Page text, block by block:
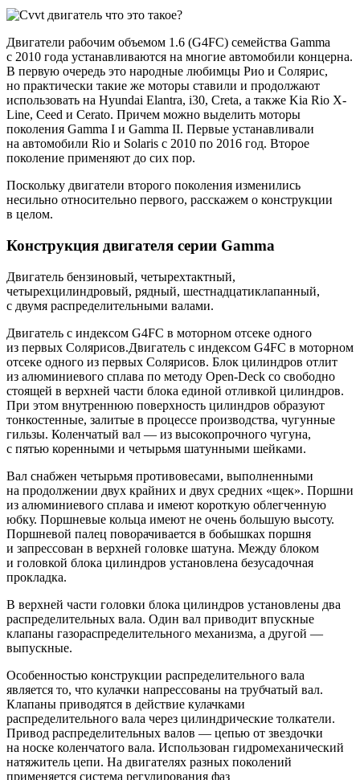
Двигатели рабочим объемом 1.6 (G4FC) семейства Gamma
с 2010 года устанавливаются на многие автомобили концерна.
В первую очередь это народные любимцы Рио и Солярис,
но практически такие же моторы ставили и продолжают
использовать на Hyundai Elantra, i30, Creta, а также Kia Rio X-
Line, Сeed и Cerato. Причем можно выделить моторы
поколения Gamma I и Gamma II. Первые устанавливали
на автомобили Rio и Solaris с 2010 по 2016 год. Второе
поколение применяют до сих пор.
Поскольку двигатели второго поколения изменились
несильно относительно первого, расскажем о конструкции
в целом.
Конструкция двигателя серии Gamma
Двигатель бензиновый, четырехтактный,
четырехцилиндровый, рядный, шестнадцатиклапанный,
с двумя распределительными валами.
Двигатель с индексом G4FC в моторном отсеке одного
из первых Солярисов.Двигатель с индексом G4FC в моторном
отсеке одного из первых Солярисов. Блок цилиндров отлит
из алюминиевого сплава по методу Open-Deck со свободно
стоящей в верхней части блока единой отливкой цилиндров.
При этом внутреннюю поверхность цилиндров образуют
тонкостенные, залитые в процессе производства, чугунные
гильзы. Коленчатый вал — из высокопрочного чугуна,
с пятью коренными и четырьмя шатунными шейками.
Вал снабжен четырьмя противовесами, выполненными
на продолжении двух крайних и двух средних «щек». Поршни
из алюминиевого сплава и имеют короткую облегченную
юбку. Поршневые кольца имеют не очень большую высоту.
Поршневой палец поворачивается в бобышках поршня
и запрессован в верхней головке шатуна. Между блоком
и головкой блока цилиндров установлена безусадочная
прокладка.
В верхней части головки блока цилиндров установлены два
распределительных вала. Один вал приводит впускные
клапаны газораспределительного механизма, а другой —
выпускные.
Особенностью конструкции распределительного вала
является то, что кулачки напрессованы на трубчатый вал.
Клапаны приводятся в действие кулачками
распределительного вала через цилиндрические толкатели.
Привод распределительных валов — цепью от звездочки
на носке коленчатого вала. Использован гидромеханический
натяжитель цепи. На двигателях разных поколений
применяется система регулирования фаз